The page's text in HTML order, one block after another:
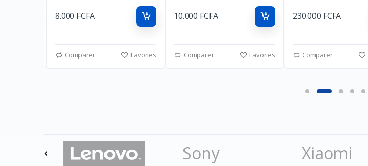
8.000 FCFA
Comparer Favories
10.000 FCFA
Comparer Favories
230.000 FCFA
Comparer
Sony
Xiaomi